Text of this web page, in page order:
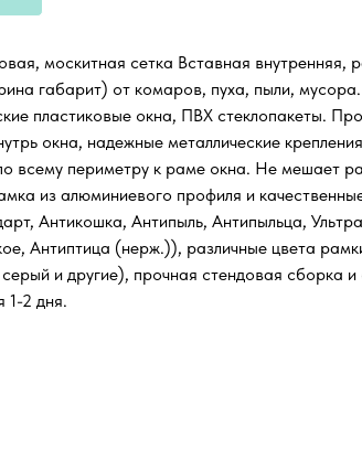
москитная сетка Вставная внутренняя,
габарит) от комаров, пуха, пыли, мусора.
пластиковые окна, ПВХ стеклопакеты.
окна, надежные металлические
всему периметру к раме окна. Не мешает
из алюминиевого профиля и
Антикошка, Антипыль, Антипыльца,
Антиптица (нерж.)), различные цвета
и другие), прочная стендовая сборка
1-2 дня.